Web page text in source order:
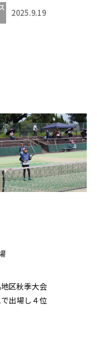
2025.9.19
区秋季大会
出場し４位